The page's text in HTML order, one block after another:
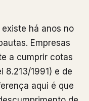
há anos no
Empresas
a cumprir cotas
8.213/1991) e de
aqui é que